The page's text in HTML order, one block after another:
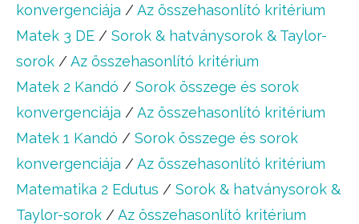
konvergenciája / Az összehasonlító kritérium
Matek 3 DE / Sorok & hatványsorok & Taylor-
sorok / Az összehasonlító kritérium
Matek 2 Kandó / Sorok összege és sorok
konvergenciája / Az összehasonlító kritérium
Matek 1 Kandó / Sorok összege és sorok
konvergenciája / Az összehasonlító kritérium
Matematika 2 Edutus / Sorok & hatványsorok &
Taylor-sorok / Az összehasonlító kritérium